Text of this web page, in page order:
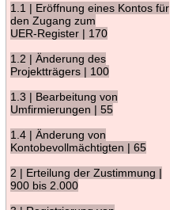
1.1 | Eröffnung eines Kontos für
den Zugang zum
UER-Register | 170
1.2 | Änderung des
Projektträgers | 100
1.3 | Bearbeitung von
Umfirmierungen | 55
1.4 | Änderung von
Kontobevollmächtigten | 65
2 | Erteilung der Zustimmung |
900 bis 2.000